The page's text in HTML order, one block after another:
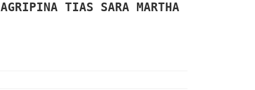
AGRIPINA TIAS SARA MARTHA